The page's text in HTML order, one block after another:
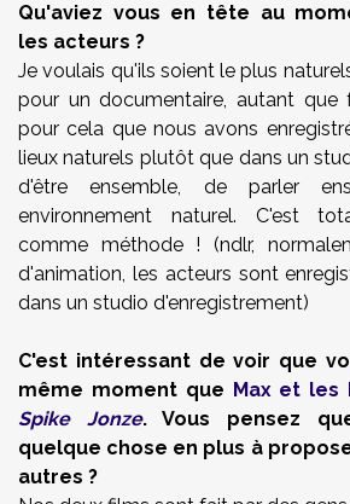
Qu'aviez vous en tête au
les acteurs ?
Je voulais qu'ils soient le plus
pour un documentaire, autant que
pour cela que nous avons
lieux naturels plutôt que dans un
d'être ensemble, de parler
environnement naturel. C'est
comme méthode ! (ndlr,
d'animation, les acteurs sont
dans un studio d'enregistrement)
C'est intéressant de voir que
même moment que Max et les
Spike Jonze. Vous pensez
quelque chose en plus à
autres ?